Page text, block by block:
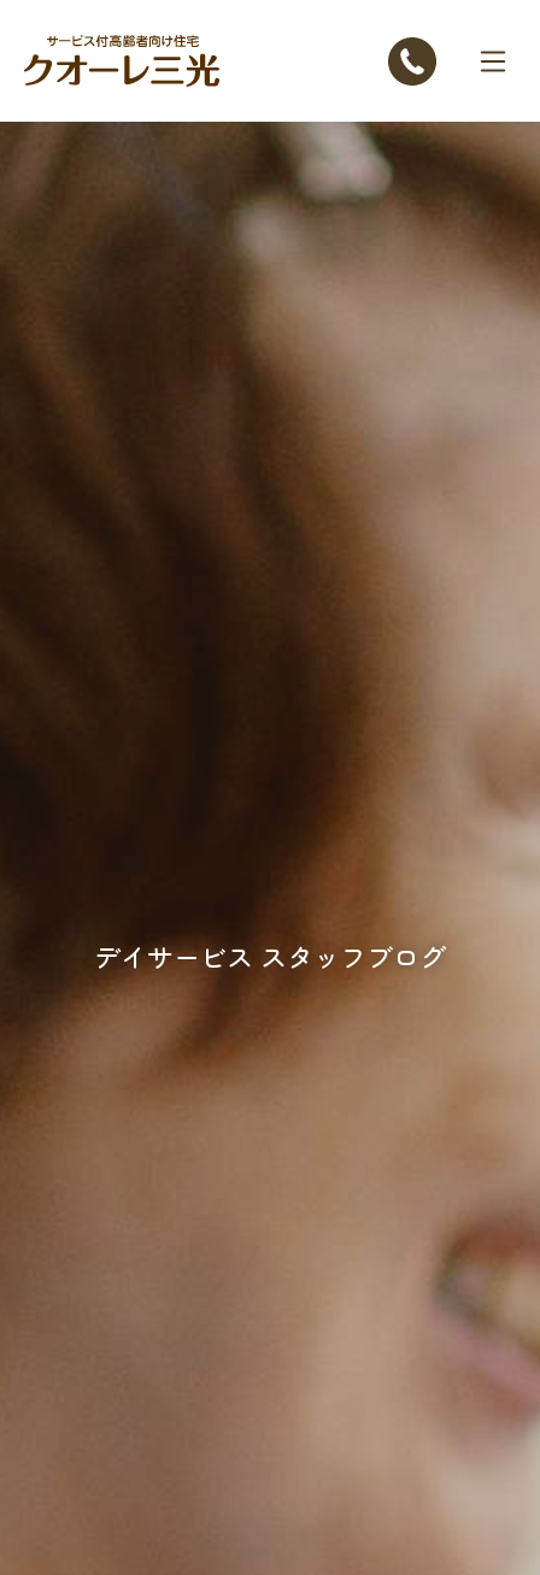
デイサービス スタッフブログ